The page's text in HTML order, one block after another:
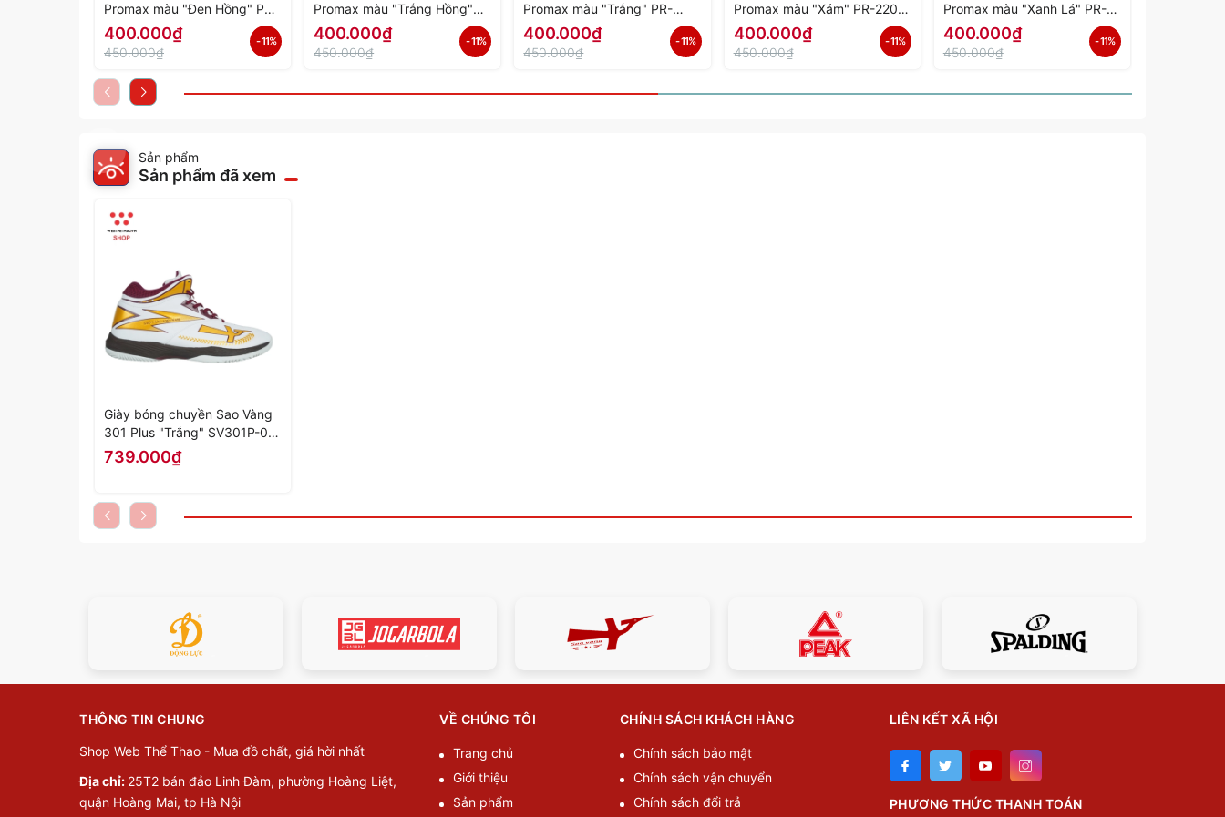
Promax màu "Đen Hồng" PR-
2206-06 - Hàng Chính Hãng
400.000₫
450.000₫
- 11%
Promax màu "Trắng Hồng"
PR-2206-05 - Hàng Chính
Hãng
400.000₫
450.000₫
- 11%
Promax màu "Trắng" PR-
2206-04 - Hàng Chính Hãng
400.000₫
450.000₫
- 11%
Promax màu "Xám" PR-2206-
03 - Hàng Chính Hãng
400.000₫
450.000₫
- 11%
Promax màu "Xanh Lá" PR-
2206-02 - Hàng Chính Hãng
400.000₫
450.000₫
- 11%
Sản phẩm
Sản phẩm đã xem
Giày bóng chuyền Sao Vàng
301 Plus "Trắng" SV301P-02
- Hàng Chính Hãng
739.000₫
THÔNG TIN CHUNG
Shop Web Thể Thao - Mua đồ chất, giá hời nhất
Địa chỉ: 25T2 bán đảo Linh Đàm, phường Hoàng Liệt,
quận Hoàng Mai, tp Hà Nội
VỀ CHÚNG TÔI
Trang chủ
Giới thiệu
Sản phẩm
CHÍNH SÁCH KHÁCH HÀNG
Chính sách bảo mật
Chính sách vận chuyển
Chính sách đổi trả
LIÊN KẾT XÃ HỘI
PHƯƠNG THỨC THANH TOÁN